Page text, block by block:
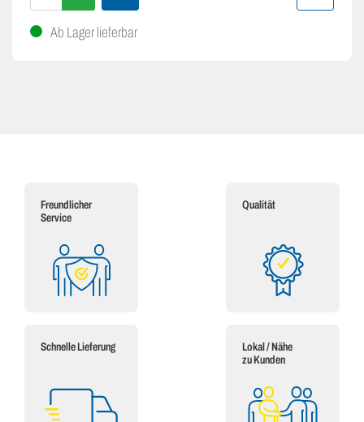
Ab Lager lieferbar
Freundlicher
Service
Qualität
Schnelle Lieferung
Lokal / Nähe
zu Kunden